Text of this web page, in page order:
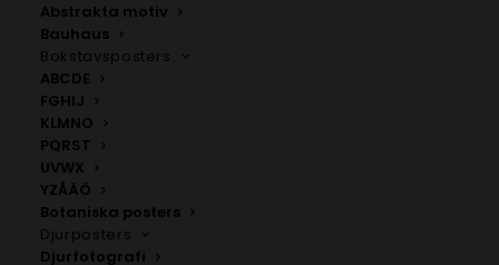
Abstrakta motiv
Bauhaus
Bokstavsposters
ABCDE
FGHIJ
KLMNO
PQRST
UVWX
YZÅÄÖ
Botaniska posters
Djurposters
Djurfotografi